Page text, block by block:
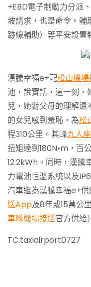
+EBD電子制動力分派
坡請求，也是命令。輔
跡線輔助）等平安設置
漢騰幸福e+配松山機
池，說實話，這一刻，
兒，她對父母的理解還
的女兒感到羞恥，為松
程310公里。其峰九人
扭矩達到180N•m，百
12.2kWh。同時，漢騰
力電池恒溫系統以及
汽車還為漢騰幸福e+
送App及8年或15萬公
車隊機場接送官方供給）
TC:taxiairport0727